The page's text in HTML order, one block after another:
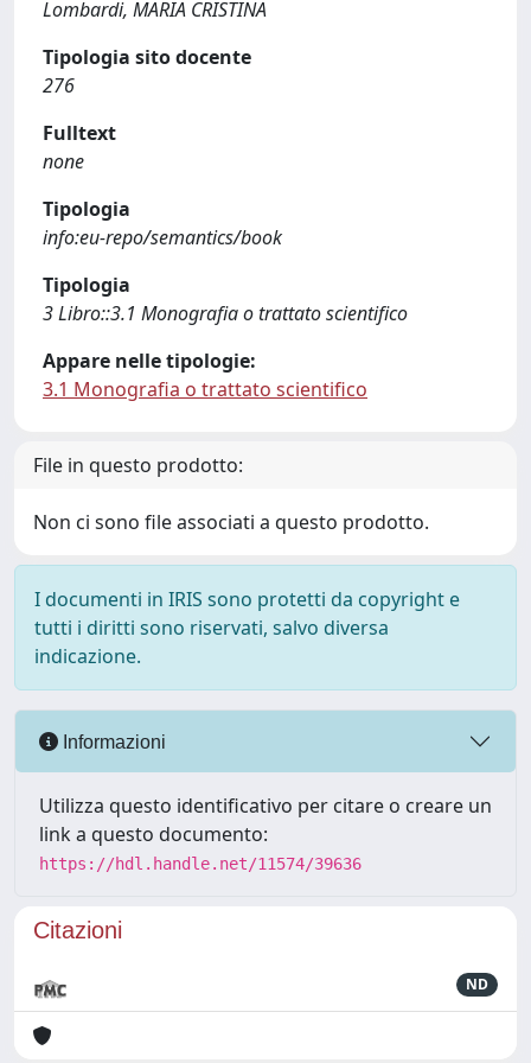
Lombardi, MARIA CRISTINA
Tipologia sito docente
276
Fulltext
none
Tipologia
info:eu-repo/semantics/book
Tipologia
3 Libro::3.1 Monografia o trattato scientifico
Appare nelle tipologie:
3.1 Monografia o trattato scientifico
File in questo prodotto:
Non ci sono file associati a questo prodotto.
I documenti in IRIS sono protetti da copyright e
tutti i diritti sono riservati, salvo diversa
indicazione.
Informazioni
Utilizza questo identificativo per citare o creare un
link a questo documento:
https://hdl.handle.net/11574/39636
Citazioni
ND